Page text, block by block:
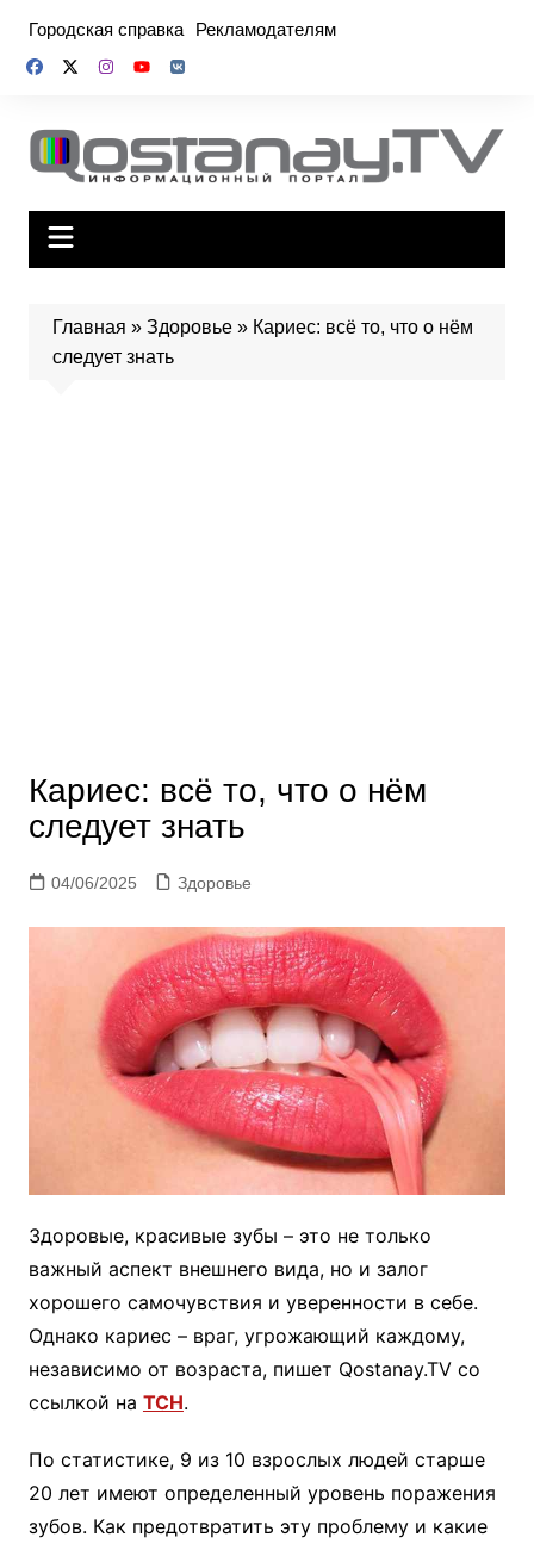
содержимому
Городская справка Рекламодателям
Главная » Здоровье» Кариес: всё то, что о нём
следует знать
Кариес: всё то, что о нём
следует знать
04/06/2025 Здоровье
Здоровые, красивые зубы – это не только
важный аспект внешнего вида, но и залог
хорошего самочувствия и уверенности в себе.
Однако кариес – враг, угрожающий каждому,
независимо от возраста, пишет Qostanay.TV со
ссылкой на ТСН.
По статистике, 9 из 10 взрослых людей старше
20 лет имеют определенный уровень поражения
зубов. Как предотвратить эту проблему и какие